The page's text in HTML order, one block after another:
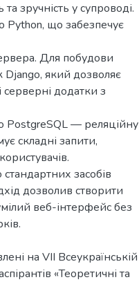
зручність у супроводі.
що забезпечує
Для побудови
який дозволяє
додатки з
PostgreSQL — реляційну
складні запити,
засобів
дозволив створити
веб-інтерфейс без
на VII Всеукраїнській
«Теоретичні та